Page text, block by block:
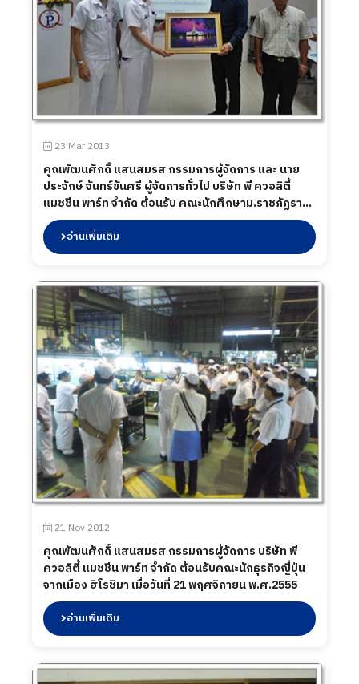
23 Mar 2013
คุณพัฒนศักดิ์ แสนสมรส กรรมการผู้จัดการ และ นาย
ประจักษ์ จันทร์ขันศรี ผู้จัดการทั่วไป บริษัท พี ควอลิตี้
แมชชีน พาร์ท จำกัด ต้อนรับ คณะนักศึกษาม.ราชภัฏราช
นครินทร์ และ คณะสภาอุตสาหกรรม จ.ฉะเชิงเทรา เข้ามา
ศึกษาดูงาน เมื่อวัน 23 มีนาคม พ.ศ.2556
อ่านเพิ่มเติม
21 Nov 2012
คุณพัฒนศักดิ์ แสนสมรส กรรมการผู้จัดการ บริษัท พี
ควอลิตี้ แมชชีน พาร์ท จำกัด ต้อนรับคณะนักธุรกิจญี่ปุ่น
จากเมือง ฮิโรชิมา เมื่อวันที่ 21 พฤศจิกายน พ.ศ.2555
อ่านเพิ่มเติม